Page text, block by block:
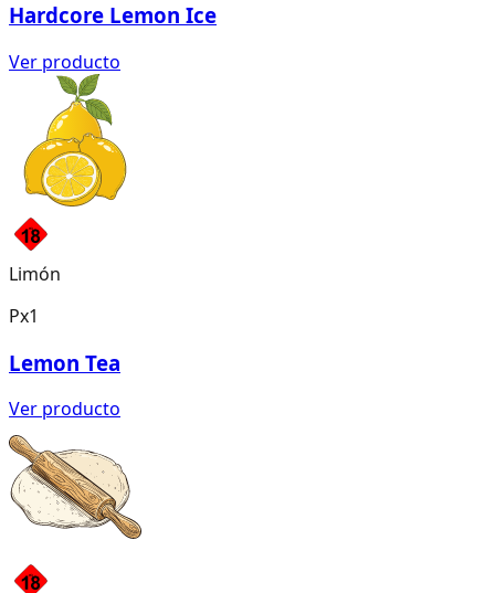
Hardcore Lemon Ice
Ver producto
Limón
Px1
Lemon Tea
Ver producto